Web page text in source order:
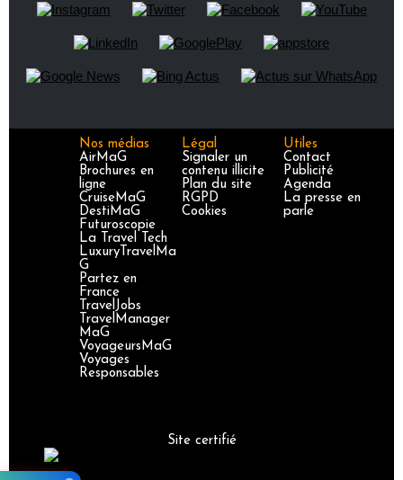
Nos médias
AirMaG
Brochures en
ligne
CruiseMaG
DestiMaG
Futuroscopie
La Travel Tech
LuxuryTravelMa
G
Partez en
France
TravelJobs
TravelManager
MaG
VoyageursMaG
Voyages
Responsables
Légal
Signaler un
contenu illicite
Plan du site
RGPD
Cookies
Utiles
Contact
Publicité
Agenda
La presse en
parle
Site certifié